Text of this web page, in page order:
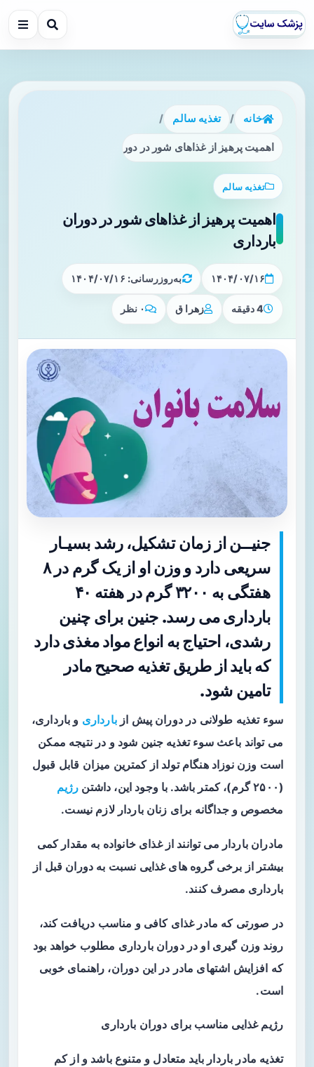
خانه / تغذیه سالم /
اهمیت پرهیز از غذاهای شور در دوران بارداری
تغذیه سالم
اهمیت پرهیز از غذاهای شور در دوران
بارداری
۱۴۰۴/۰۷/۱۶ به‌روزرسانی: ۱۴۰۴/۰۷/۱۶
4 دقیقه زهرا ق ۰ نظر
جنیــن از زمان تشکیل، رشد بسیـار
سریعی دارد و وزن او از یک گرم در ۸
هفتگی به ۳۲۰۰ گرم در هفته ۴۰
بارداری می رسد. جنین برای چنین
رشدی، احتیاج به انواع مواد مغذی دارد
که باید از طریق تغذیه صحیح مادر
تامین شود.
سوء تغذیه طولانی در دوران پیش ازبارداری و بارداری،
می تواند باعث سوء تغذیه جنین شود و در نتیجه ممکن
است وزن نوزاد هنگام تولد از کمترین میزان قابل قبول
(۲۵۰۰ گرم)، کمتر باشد. با وجود این، داشتن
رژیم
مخصوص و جداگانه برای زنان باردار لازم نیست.
مادران باردار می توانند از غذای خانواده به مقدار کمی
بیشتر از برخی گروه های غذایی نسبت به دوران قبل از
بارداری مصرف کنند.
در صورتی که مادر غذای کافی و مناسب دریافت کند،
روند وزن گیری او در دوران بارداری مطلوب خواهد بود
که افزایش اشتهای مادر در این دوران، راهنمای خوبی
است.
رژیم غذایی مناسب برای دوران بارداری
تغذیه مادر باردار باید متعادل و متنوع باشد و از کم